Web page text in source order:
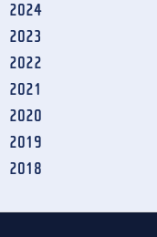
2024
2023
2022
2021
2020
2019
2018